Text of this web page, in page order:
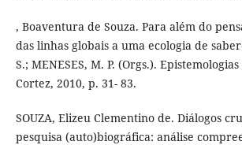
, Boaventura de Souza. Para além do
das linhas globais a uma ecologia de
S.; MENESES, M. P. (Orgs.).
Cortez, 2010, p. 31- 83.
SOUZA, Elizeu Clementino de. Diálogos
pesquisa (auto)biográfica: análise